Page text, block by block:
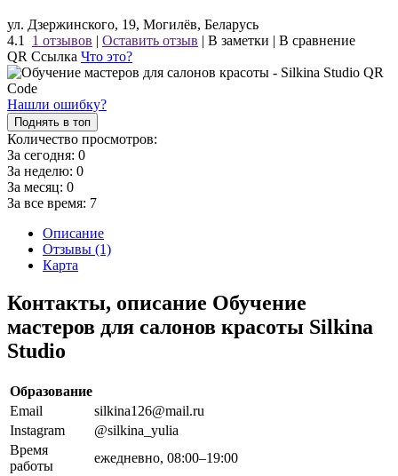
ул. Дзержинского, 19, Могилёв, Беларусь
4.1
1 отзывов | Оставить отзыв | В заметки | В сравнение
QR Ссылка Что это?
Нашли ошибку?
Поднять в топ
Количество просмотров:
За сегодня: 0
За неделю: 0
За месяц: 0
За все время: 7
Описание
Отзывы (1)
Карта
Контакты, описание Обучение
мастеров для салонов красоты Silkina
Studio
Образование
Email
silkina126@mail.ru
Instagram
@silkina_yulia
Время
работы
ежедневно, 08:00–19:00